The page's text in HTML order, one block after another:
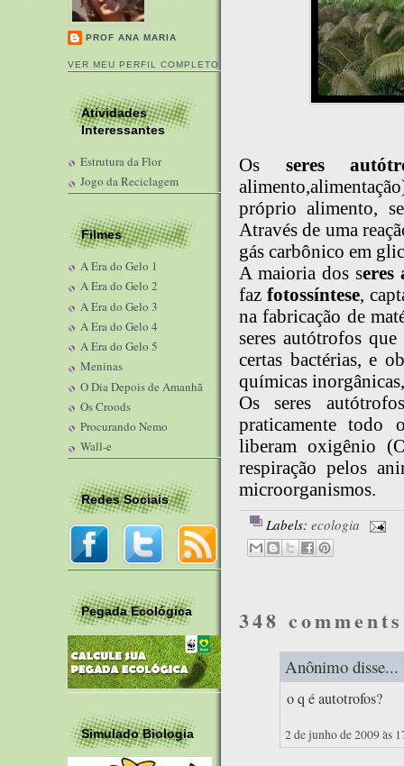
PROF ANA MARIA
VER MEU PERFIL COMPLETO
Atividades
Interessantes
Estrutura da Flor
Jogo da Reciclagem
Filmes
A Era do Gelo 1
A Era do Gelo 2
A Era do Gelo 3
A Era do Gelo 4
A Era do Gelo 5
Meninas
O Dia Depois de Amanhã
Os Croods
Procurando Nemo
Wall-e
Redes Sociais
Pegada Ecológica
Simulado Biologia
Os seres
próprio alimento,
Através de uma
gás carbônico em
A maioria dos seres
faz fotossíntese,
na fabricação de
seres autótrofos
certas bactérias, e
químicas
Os seres
praticamente todo
liberam oxigênio
respiração pelos
microorganismos.
Labels: ecologia
348
Anônimo disse...
o q é autotrofos?
2 de junho de 2009 às